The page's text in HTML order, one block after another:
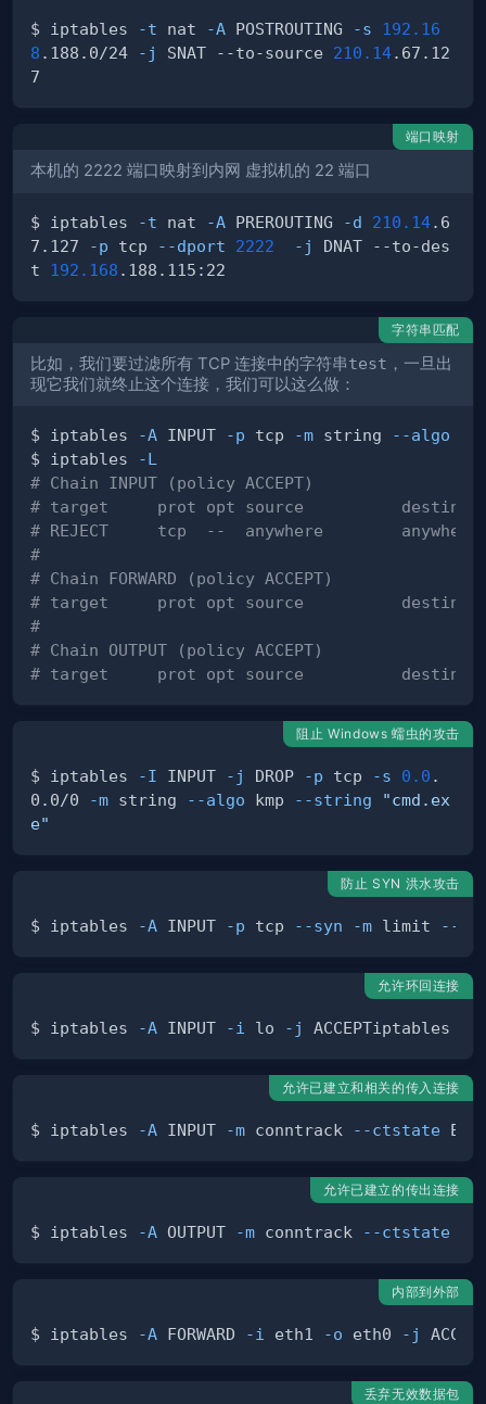
$ iptables -t nat -A POSTROUTING -s
192.16
8 .188.0/24 -j SNAT --to-source 210.14.67.12
端口映射
本机的 2222 端口映射到内网 虚拟机的 22 端口
$ iptables -t nat -A PREROUTING -d 210.14.6
7.127
-p tcp --dport 2222 -j
DNAT --to-des
t 192.168
字符串匹配
比如，我们要过滤所有 TCP 连接中的字符串test ，一旦出
现它我们就终止这个连接，我们可以这么做：
$ iptables -A INPUT -p tcp -m string --algo
$ iptables
-L
# Chain INPUT (policy ACCEPT)
# target     prot opt source
# REJECT     tcp  --  anywhere        anywhere
#
# Chain FORWARD (policy ACCEPT)
# target     prot opt source
#
# Chain OUTPUT (policy ACCEPT)
# target     prot opt source
阻止 Windows 蠕虫的攻击
$ iptables -I INPUT -j DROP -p tcp -s 0.0 .
0.0/0
-m string --algo kmp --string
"cmd.ex
e"
防止 SYN 洪水攻击
$ iptables -A INPUT -p tcp --syn -m limit --
允许环回连接
$ iptables -A INPUT -i lo -j ACCEPTiptables
允许已建立和相关的传入连接
$ iptables -A INPUT -m conntrack --ctstate
允许已建立的传出连接
$ iptables -A OUTPUT -m conntrack --ctstate
内部到外部
$ iptables -A FORWARD -i eth1 -o eth0 -j
丢弃无效数据包